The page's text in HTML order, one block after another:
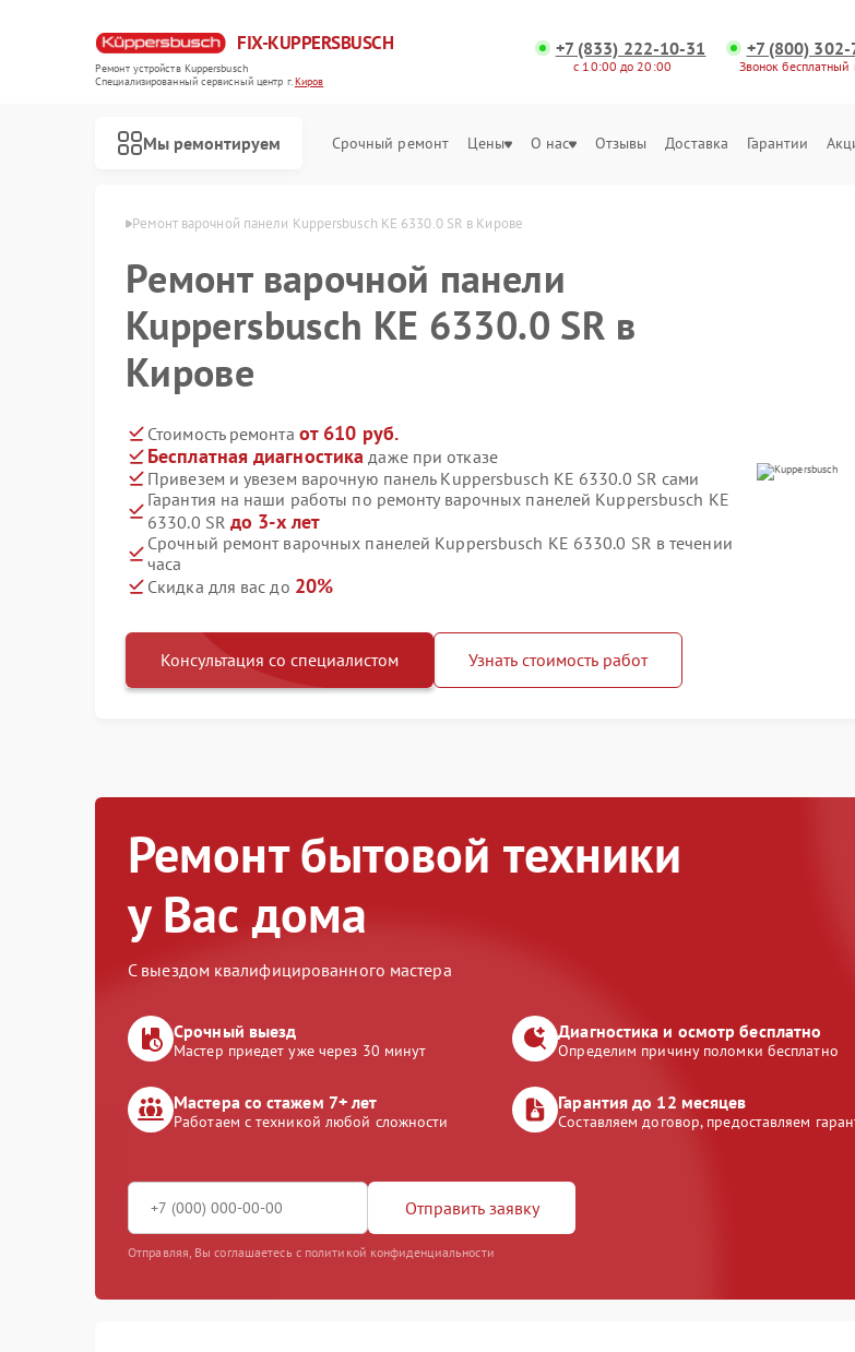
FIX-KUPPERSBUSCH
Ремонт устройств Kuppersbusch
Специализированный cервисный центр г.Киров
+7 (833) 222-10-31
с 10:00 до 20:00
+7 (800)
Звонок
Мы ремонтируем Срочный ремонт Цены О нас Отзывы Доставка Гарантии
в Кирове Ремонт варочной панели Kuppersbusch KE 6330.0 SR в Кирове
Ремонт варочной панели
Kuppersbusch KE 6330.0 SR в
Кирове
Стоимость ремонта от 610 руб.
Бесплатная диагностика даже при отказе
Привезем и увезем варочную панель Kuppersbusch KE 6330.0 SR сами
Гарантия на наши работы по ремонту варочных панелей Kuppersbusch KE
6330.0 SR до 3-х лет
Срочный ремонт варочных панелей Kuppersbusch KE 6330.0 SR в течении
часа
Скидка для вас до 20%
Консультация со специалистом Узнать стоимость работ
Ремонт бытовой техники
у Вас дома
С выездом квалифицированного мастера
Срочный выезд
Мастер приедет уже через 30 минут
Диагностика и осмотр бесплатно
Определим причину поломки бесплатно
Мастера со стажем 7+ лет
Работаем с техникой любой сложности
Гарантия до 12 месяцев
Составляем договор, предоставляем
Отправить заявку
Отправляя, Вы соглашаетесь с политикой конфиденциальности